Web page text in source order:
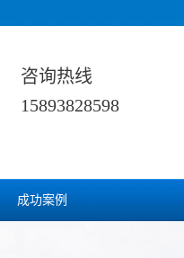
咨询热线
15893828598
成功案例